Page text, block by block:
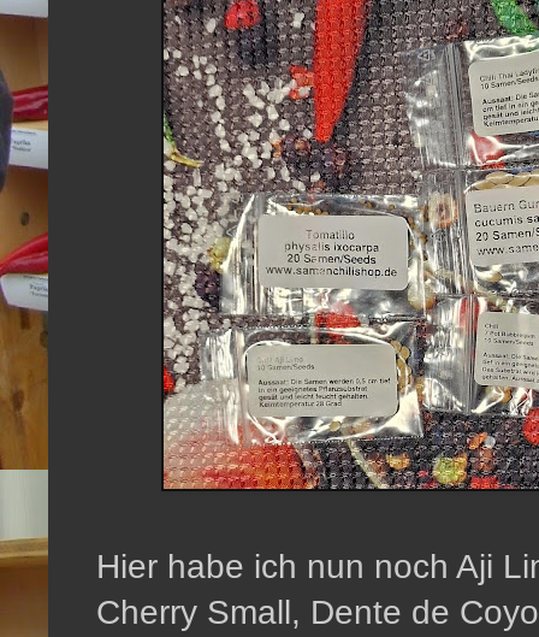
Hier habe ich nun noch Aji
Cherry Small, Dente de